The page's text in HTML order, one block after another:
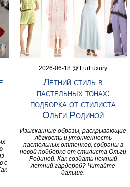
с
2026-06-18 @ FürLuxury
Летний стиль в
пастельных тонах:
подборка от стилиста
Ольги Родиной
Изысканные образы, раскрывающие
лёгкость и утонченность
пастельных оттенков, собраны в
новой подборке от стилиста Ольги
Родиной. Как создать нежный
летний гардероб? Читайте
дальше.